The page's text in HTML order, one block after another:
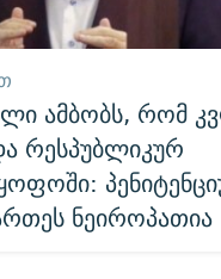
ამბობს, რომ
რესპუბლიკურ
ნეიროპათია